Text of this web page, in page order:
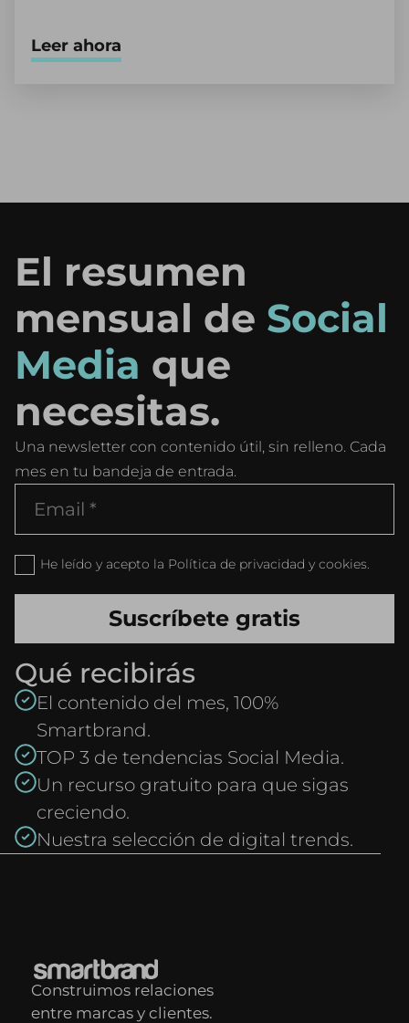
Leer ahora
El resumen
mensual de Social
Media que
necesitas.
Una newsletter con contenido útil, sin relleno. Cada
mes en tu bandeja de entrada.
He leído y acepto la Política de privacidad y cookies.
Qué recibirás
El contenido del mes, 100%
Smartbrand.
TOP 3 de tendencias Social Media.
Un recurso gratuito para que sigas
creciendo.
Nuestra selección de digital trends.
Construimos relaciones
entre marcas y clientes.